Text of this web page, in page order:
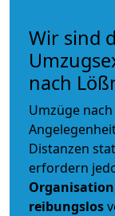
Wir sind
nach
Umzüge
Distanzen
erfordern
Organisation
reibungslos